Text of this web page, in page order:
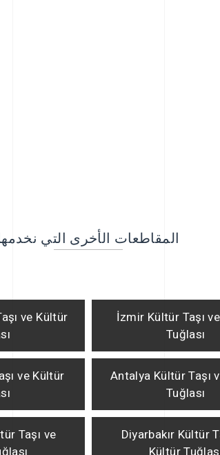
المقاطعات الأخرى التي
ve Kültür
İzmir Kültür Taşı
Tuğlası
ve Kültür
Antalya Kültür Taşı
Tuğlası
Taşı ve
Diyarbakır Kültür
Kültür